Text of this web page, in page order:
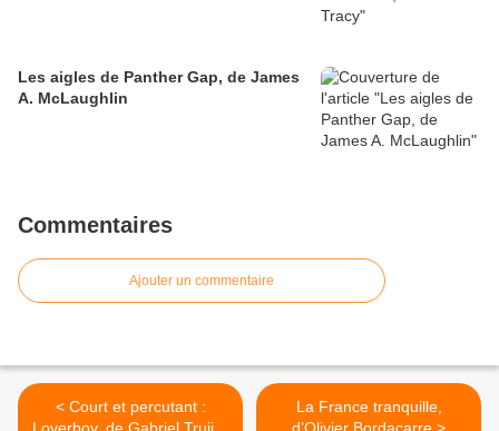
Les aigles de Panther Gap, de James
A. McLaughlin
Commentaires
Ajouter un commentaire
< Court et percutant :
Loverboy, de Gabriel Trujillo
La France tranquille,
d’Olivier Bordaçarre >